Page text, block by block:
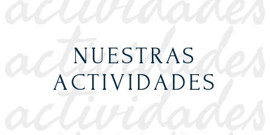
NUESTRAS
ACTIVIDADES